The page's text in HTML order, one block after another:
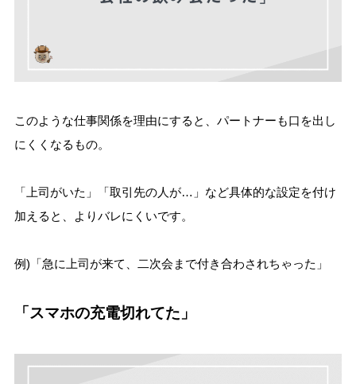
このような仕事関係を理由にすると、パートナーも口を出し
にくくなるもの。
「上司がいた」「取引先の人が…」など具体的な設定を付け
加えると、よりバレにくいです。
例)「急に上司が来て、二次会まで付き合わされちゃった」
「スマホの充電切れてた」